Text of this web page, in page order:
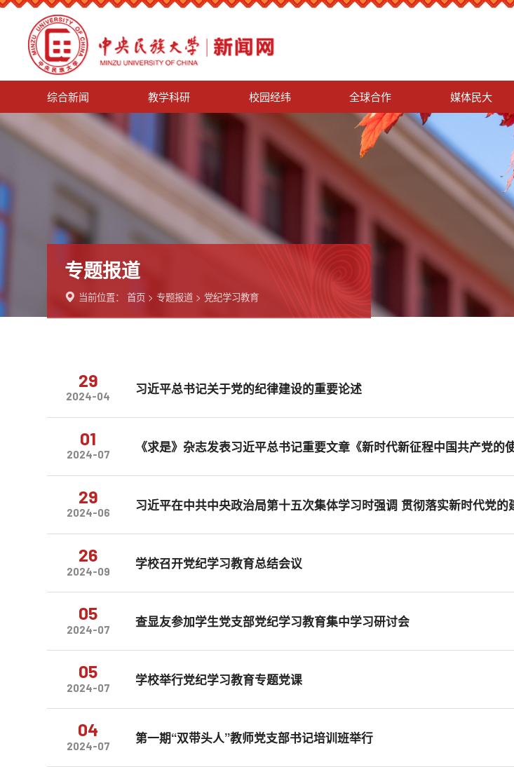
综合新闻 教学科研 校园经纬 全球合作 媒体民大
专题报道
当前位置：首页 >专题报道 > 党纪学习教育
29
2024-04 习近平总书记关于党的纪律建设的重要论述
01
2024-07 《求是》杂志发表习近平总书记重要文章《新时代新征程中国共产党的
29
2024-06 习近平在中共中央政治局第十五次集体学习时强调 贯彻落实新时代党的
26
2024-09 学校召开党纪学习教育总结会议
05
2024-07 查显友参加学生党支部党纪学习教育集中学习研讨会
05
2024-07 学校举行党纪学习教育专题党课
04
2024-07 第一期“双带头人”教师党支部书记培训班举行